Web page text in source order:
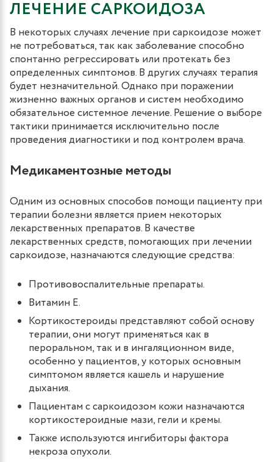
ЛЕЧЕНИЕ САРКОИДОЗА
В некоторых случаях лечение при саркоидозе может
не потребоваться, так как заболевание способно
спонтанно регрессировать или протекать без
определенных симптомов. В других случаях терапия
будет незначительной. Однако при поражении
жизненно важных органов и систем необходимо
обязательное системное лечение. Решение о выборе
тактики принимается исключительно после
проведения диагностики и под контролем врача.
Медикаментозные методы
Одним из основных способов помощи пациенту при
терапии болезни является прием некоторых
лекарственных препаратов. В качестве
лекарственных средств, помогающих при лечении
саркоидозе, назначаются следующие средства:
Противовоспалительные препараты.
Витамин Е.
Кортикостероиды представляют собой основу
терапии, они могут применяться как в
пероральном, так и в ингаляционном виде,
особенно у пациентов, у которых основным
симптомом является кашель и нарушение
дыхания.
Пациентам с саркоидозом кожи назначаются
кортикостероидные мази, гели и кремы.
Также используются ингибиторы фактора
некроза опухоли.